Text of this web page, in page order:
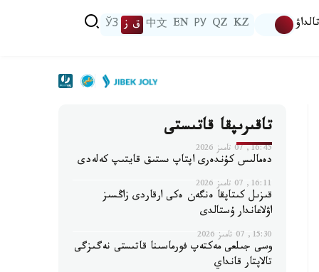
تالداۋ KZ
QZ
РУ
EN
中文 ق ز ЎЗ
تاقىرىپقا قاتىستى
16:45, 07 تامىز 2026
دەمالىس كۇندەرى اپتاپ ىستىق قايتىپ كەلەدى
16:11, 07 تامىز 2026
قىزىل كىتاپقا ەنگەن ەكى ارقاردى زاڭسىز
اۋلاعاندار ۇستالدى
15:30, 07 تامىز 2026
وسى جىلعى مەكتەپ فورماسىنا قاتىستى نەگىزگى
تالاپتار قانداي